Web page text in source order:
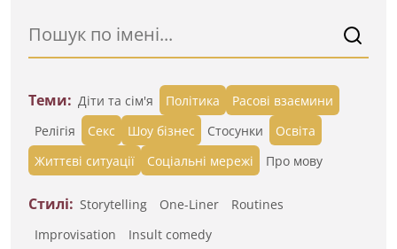
Теми: Діти та сім'я Політика
Расові взаємини
Релігія
Секс Шоу бізнес Стосунки
Освіта
Життєві ситуації
Cоціальні мережі Про мову
Стилі: Storytelling One-Liner
Routines
Improvisation
Insult comedy